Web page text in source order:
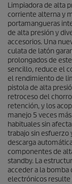
u
c
t
o
.
Limpiadora de alta
corriente alterna y
portamangueras
de alta presión y
accesorios. Una
culata de latón
prolongados de
sencillo, reduce el
el rendimiento de
pistola de alta
retroceso del
retención, y los
manejo 5 veces
habituales sin
trabajo sin esfuerzo
descarga
componentes de
standby. La
acceder a la bomba
electrónicos